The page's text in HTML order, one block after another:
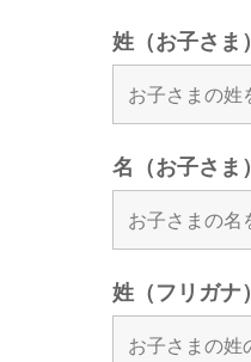
姓（お子さま）
名（お子さま）
姓（フリガナ）